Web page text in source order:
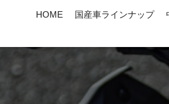
HOME 国産車ラインナップ